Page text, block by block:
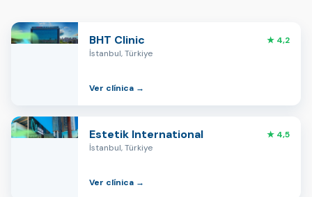
BHT Clinic
★ 4,2
İstanbul, Türkiye
Ver clínica →
Estetik International
★ 4,5
İstanbul, Türkiye
Ver clínica →